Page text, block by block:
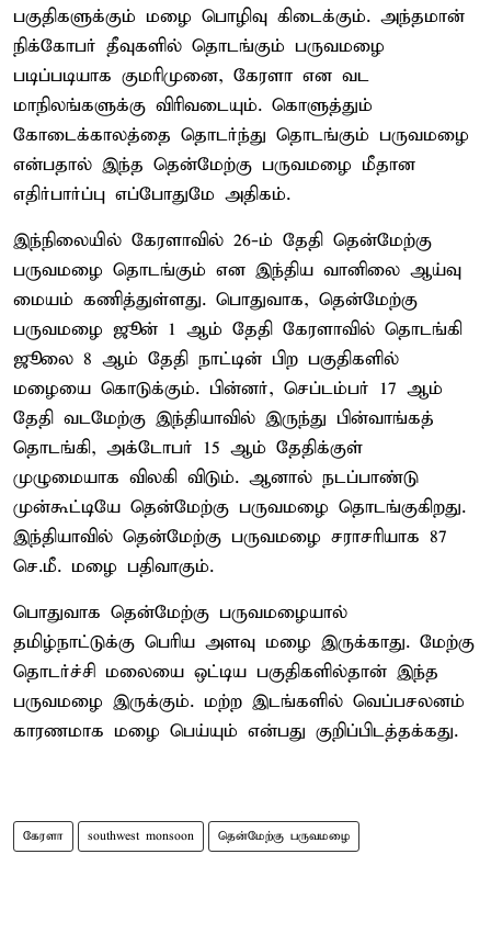
பகுதிகளுக்கும் மழை பொழிவு கிடைக்கும். அந்தமான்
நிக்கோபர் தீவுகளில் தொடங்கும் பருவமழை
படிப்படியாக குமரிமுனை, கேரளா என வட
மாநிலங்களுக்கு விரிவடையும். கொளுத்தும்
கோடைக்காலத்தை தொடர்ந்து தொடங்கும் பருவமழை
என்பதால் இந்த தென்மேற்கு பருவமழை மீதான
எதிர்பார்ப்பு எப்போதுமே அதிகம்.
இந்நிலையில் கேரளாவில் 26-ம் தேதி தென்மேற்கு
பருவமழை தொடங்கும் என இந்திய வானிலை ஆய்வு
மையம் கணித்துள்ளது. பொதுவாக, தென்மேற்கு
பருவமழை ஜூன் 1 ஆம் தேதி கேரளாவில் தொடங்கி
ஜூலை 8 ஆம் தேதி நாட்டின் பிற பகுதிகளில்
மழையை கொடுக்கும். பின்னர், செப்டம்பர் 17 ஆம்
தேதி வடமேற்கு இந்தியாவில் இருந்து பின்வாங்கத்
தொடங்கி, அக்டோபர் 15 ஆம் தேதிக்குள்
முழுமையாக விலகி விடும். ஆனால் நடப்பாண்டு
முன்கூட்டியே தென்மேற்கு பருவமழை தொடங்குகிறது.
இந்தியாவில் தென்மேற்கு பருவமழை சராசரியாக 87
செ.மீ. மழை பதிவாகும்.
பொதுவாக தென்மேற்கு பருவமழையால்
தமிழ்நாட்டுக்கு பெரிய அளவு மழை இருக்காது. மேற்கு
தொடர்ச்சி மலையை ஒட்டிய பகுதிகளில்தான் இந்த
பருவமழை இருக்கும். மற்ற இடங்களில் வெப்பசலனம்
காரணமாக மழை பெய்யும் என்பது குறிப்பிடத்தக்கது.
கேரளா southwest monsoon தென்மேற்கு பருவமழை